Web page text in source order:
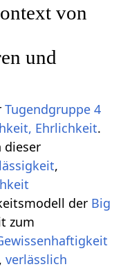
von
und
Tugendgruppe 4
Ehrlichkeit.
dieser
,
der Big
zum
, verlässlich